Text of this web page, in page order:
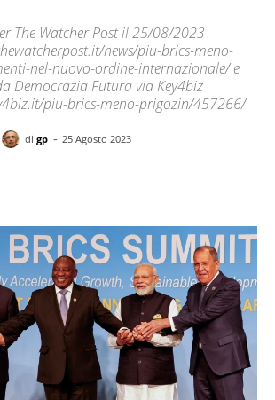
The Watcher Post il 25/08/2023
news/piu-brics-meno-
nel-nuovo-ordine-internazionale/ e
Democrazia Futura via Key4biz
piu-brics-meno-prigozin/457266/
di gp - 25 Agosto 2023